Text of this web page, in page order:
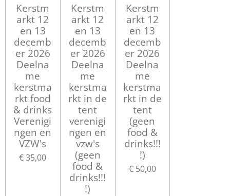
Kerstm
arkt 12
en 13
decemb
er 2026
Deelna
me
kerstma
rkt food
& drinks
Verenigi
ngen en
VZW's
€ 35,00
Kerstm
arkt 12
en 13
decemb
er 2026
Deelna
me
kerstma
rkt in de
tent
verenigi
ngen en
vzw's
(geen
food &
drinks!!!
!)
Kerstm
arkt 12
en 13
decemb
er 2026
Deelna
me
kerstma
rkt in de
tent
(geen
food &
drinks!!!
!)
€ 50,00